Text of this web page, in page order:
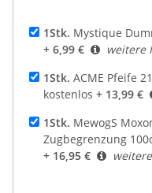
1Stk. Mystique
+ 6,99 €
weitere
1Stk. ACME Pfeife
kostenlos + 13,99 €
1Stk. MewogS
Zugbegrenzung
+ 16,95 €